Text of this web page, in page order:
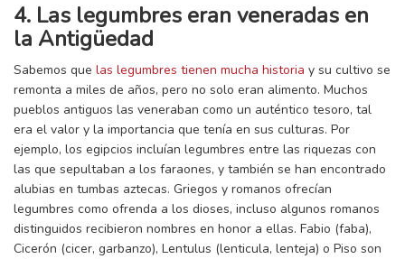
4. Las legumbres eran veneradas en
la Antigüedad
Sabemos que las legumbres tienen mucha historia y su cultivo se
remonta a miles de años, pero no solo eran alimento. Muchos
pueblos antiguos las veneraban como un auténtico tesoro, tal
era el valor y la importancia que tenía en sus culturas. Por
ejemplo, los egipcios incluían legumbres entre las riquezas con
las que sepultaban a los faraones, y también se han encontrado
alubias en tumbas aztecas. Griegos y romanos ofrecían
legumbres como ofrenda a los dioses, incluso algunos romanos
distinguidos recibieron nombres en honor a ellas. Fabio (faba),
Cicerón (cicer, garbanzo), Lentulus (lenticula, lenteja) o Piso son